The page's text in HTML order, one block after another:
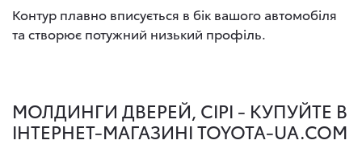
Контур плавно вписується в бік вашого автомобіля
та створює потужний низький профіль.
МОЛДИНГИ ДВЕРЕЙ, СІРІ - КУПУЙТЕ В
ІНТЕРНЕТ-МАГАЗИНІ TOYOTA-UA.COM